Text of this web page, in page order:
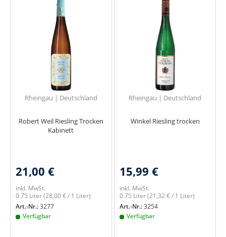
Rheingau | Deutschland
Robert Weil Riesling Trocken
Kabinett
21,00 €
inkl. MwSt.
0.75 Liter(28,00 € / 1 Liter)
Art.-Nr.:3277
Verfügbar
Rheingau | Deutschland
Winkel Riesling trocken
15,99 €
inkl. MwSt.
0.75 Liter(21,32 € / 1 Liter)
Art.-Nr.:3254
Verfügbar